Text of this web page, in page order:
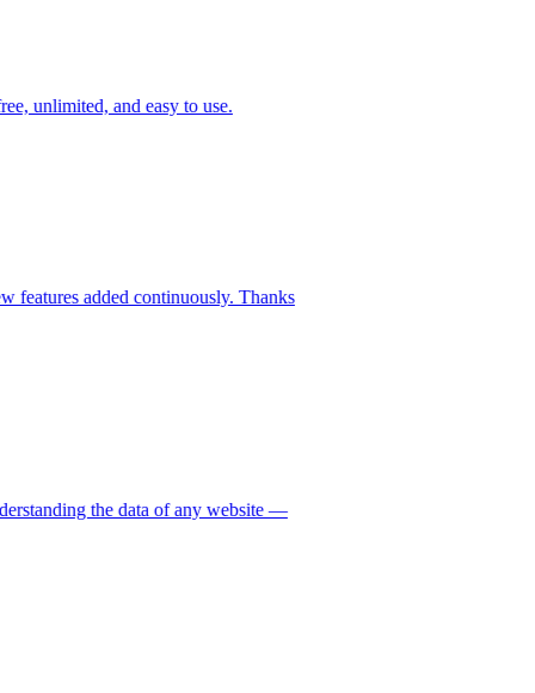
unlimited, and easy to use.
features added continuously. Thanks
the data of any website —